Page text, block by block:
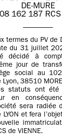
DE-MURE
162 187 RCS
termes du PV de
du 31 juillet
décidé à
jour de
social au
Lyon, 38510
statuts ont été
en
sera radiée
LYON et fera
de VIENNE.